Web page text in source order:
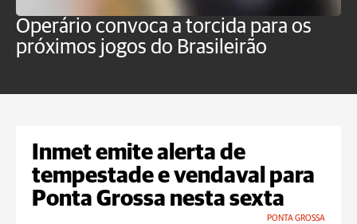
Operário convoca a torcida para os
próximos jogos do Brasileirão
Inmet emite alerta de
tempestade e vendaval para
Ponta Grossa nesta sexta
PONTA GROSSA